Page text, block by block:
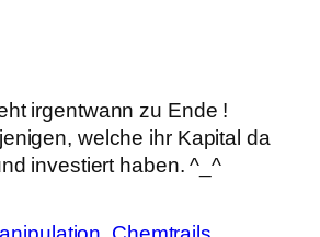
irgentwann zu Ende !
welche ihr Kapital da
investiert haben. ^_^